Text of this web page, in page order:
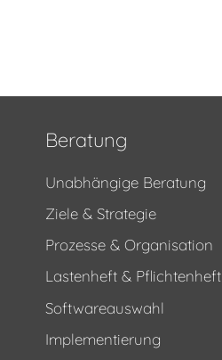
Beratung
Unabhängige Beratung
Ziele & Strategie
Prozesse & Organisation
Lastenheft & Pflichtenheft
Softwareauswahl
Implementierung